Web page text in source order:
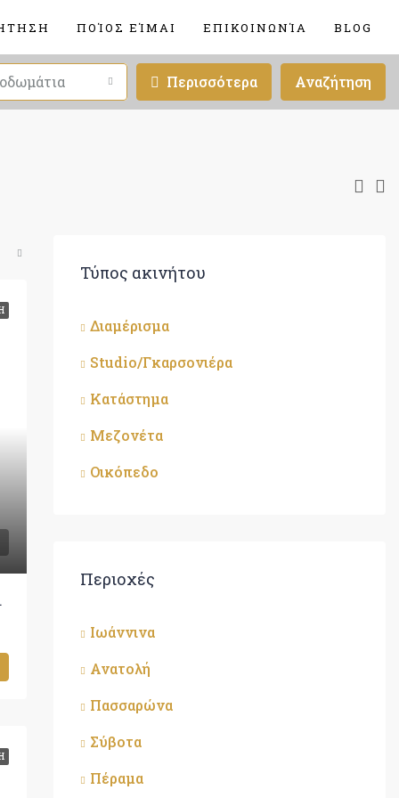
ΠΟΊΟΣ ΕΊΜΑΙ ΕΠΙΚΟΙΝΩΝΊΑ BLOG
Περισσότερα Αναζήτηση
τ.μ., €600
Τύπος ακινήτου
Διαμέρισμα
Studio/Γκαρσονιέρα
Κατάστημα
Μεζονέτα
Οικόπεδο
Περιοχές
Ιωάννινα
Ανατολή
Πασσαρώνα
Σύβοτα
Πέραμα